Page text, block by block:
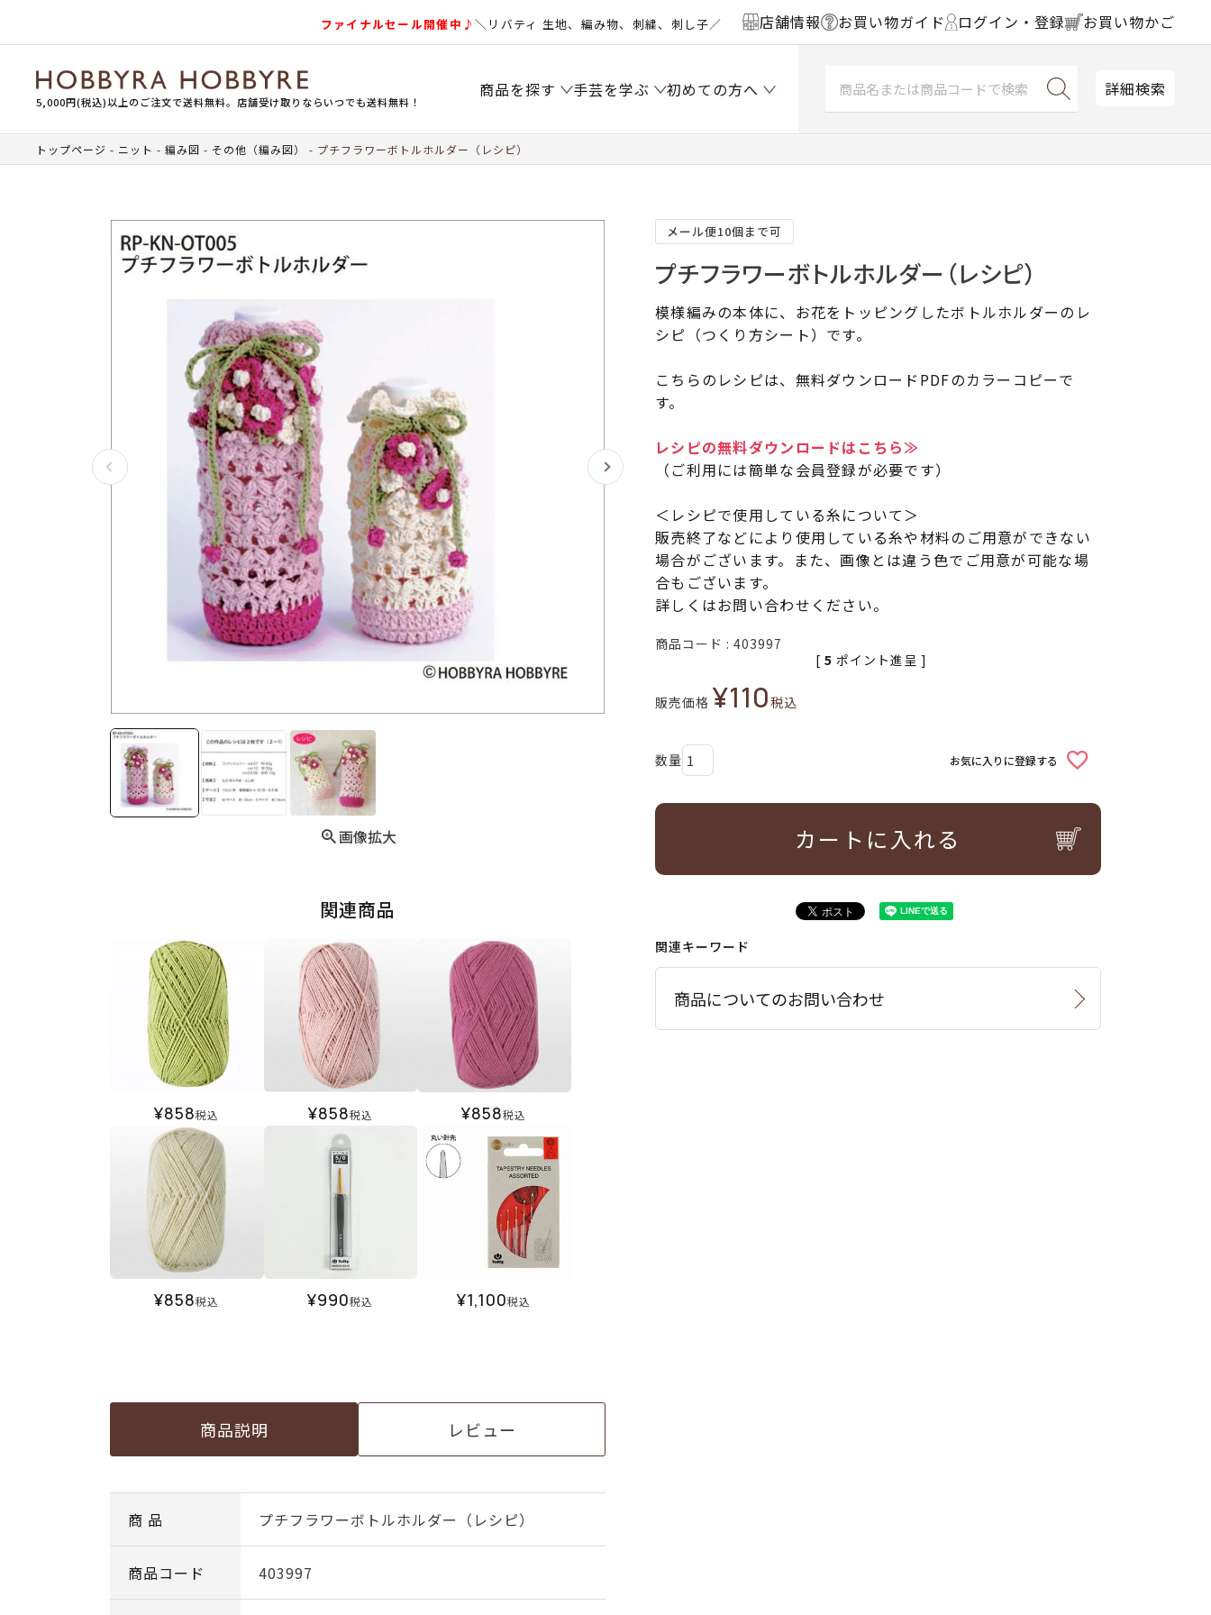
ファイナルセール開催中♪＼リバティ 生地、編み物、刺繍、刺し子／ 店舗情報 お買い物ガイド ログイン・登録 お買い物かご
5,000円(税込)以上のご注文で送料無料。店舗受け取りならいつでも送料無料！
商品を探す 手芸を学ぶ 初めての方へ 詳細検索
トップページ ニット 編み図 その他（編み図） プチフラワーボトルホルダー（レシピ）
画像拡大
関連商品
¥858税込 ¥858税込 ¥858税込
¥858税込 ¥990税込 ¥1,100税込
商品説明 レビュー
商 品 プチフラワーボトルホルダー（レシピ）
商品コード 403997
メール便10個まで可
プチフラワーボトルホルダー（レシピ）
模様編みの本体に、お花をトッピングしたボトルホルダーのレ
シピ（つくり方シート）です。
こちらのレシピは、無料ダウンロードPDFのカラーコピーで
す。
レシピの無料ダウンロードはこちら≫
（ご利用には簡単な会員登録が必要です）
＜レシピで使用している糸について＞
販売終了などにより使用している糸や材料のご用意ができない
場合がございます。また、画像とは違う色でご用意が可能な場
合もございます。
詳しくはお問い合わせください。
商品コード 403997
販売価格 ¥110税込
[ 5 ポイント進呈 ]
お気に入りに登録する
カートに入れる
関連キーワード
商品についてのお問い合わせ